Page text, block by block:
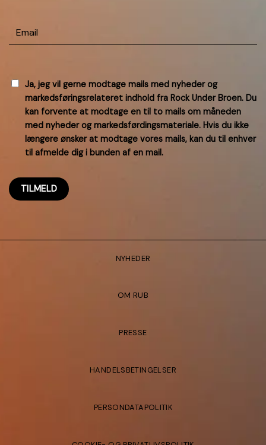
Email (Påkrævet)
GODKEND
NYHEDER(PÅKRÆVET)
Ja, jeg vil gerne modtage mails med nyheder og
markedsføringsrelateret indhold fra Rock Under Broen. Du
kan forvente at modtage en til to mails om måneden
med nyheder og markedsførdingsmateriale. Hvis du ikke
længere ønsker at modtage vores mails, kan du til enhver
til afmelde dig i bunden af en mail.
NYHEDER
OM RUB
PRESSE
HANDELSBETINGELSER
PERSONDATAPOLITIK